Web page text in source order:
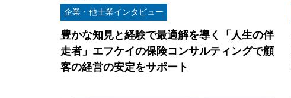
企業・他士業インタビュー
豊かな知見と経験で最適解を導く「人生の伴
走者」エフケイの保険コンサルティングで顧
客の経営の安定をサポート